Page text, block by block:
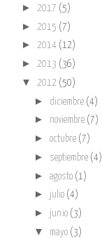
► 2017 (5)
► 2015 (7)
► 2014 (12)
► 2013 (36)
▼ 2012 (50)
► diciembre (4)
► noviembre (7)
► octubre (7)
► septiembre (4)
► agosto (1)
► julio (4)
► junio (3)
▼ mayo (3)